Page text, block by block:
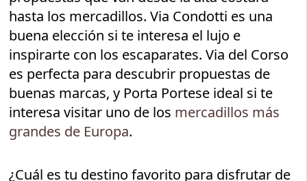
hasta los mercadillos. Via Condotti es una
buena elección si te interesa el lujo e
inspirarte con los escaparates. Via del Corso
es perfecta para descubrir propuestas de
buenas marcas, y Porta Portese ideal si te
interesa visitar uno de los mercadillos más
grandes de Europa.
¿Cuál es tu destino favorito para disfrutar de